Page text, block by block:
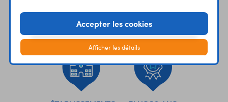
PAIEMENT
SÉCURISÉ
Accepter les cookies
Afficher les détails